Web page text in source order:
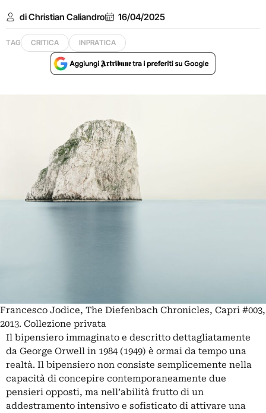
di Christian Caliandro 16/04/2025
TAG CRITICA INPRATICA
Francesco Jodice, The Diefenbach Chronicles, Capri #003,
2013. Collezione privata
Il bipensiero immaginato e descritto dettagliatamente
da George Orwell in 1984 (1949) è ormai da tempo una
realtà. Il bipensiero non consiste semplicemente nella
capacità di concepire contemporaneamente due
pensieri opposti, ma nell’abilità frutto di un
addestramento intensivo e sofisticato di attivare una